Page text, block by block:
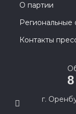
О партии
Региональные
Контакты
г.